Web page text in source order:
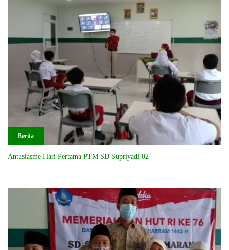
Berita
Antusiasme Hari Pertama PTM SD Supriyadi 02